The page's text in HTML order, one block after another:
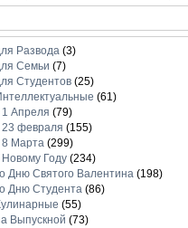
Развода(3)
Семьи (7)
Студентов(25)
(61)
1 Апреля (79)
23 февраля (155)
8 Марта (299)
Новому Году(234)
Дню Святого Валентина(198)
Дню Студента(86)
(55)
Выпускной (73)